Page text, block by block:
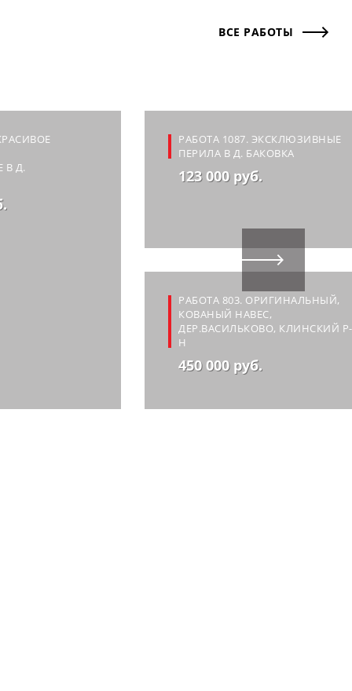
ВСЕ РАБОТЫ
В Д.
РАБОТА 1087. ЭКСКЛЮЗИВНЫЕ
ПЕРИЛА В Д. БАКОВКА
123 000 руб.
РАБОТА 803. ОРИГИНАЛЬНЫЙ,
КОВАНЫЙ НАВЕС,
ДЕР.ВАСИЛЬКОВО, КЛИНСКИЙ Р-
Н
450 000 руб.